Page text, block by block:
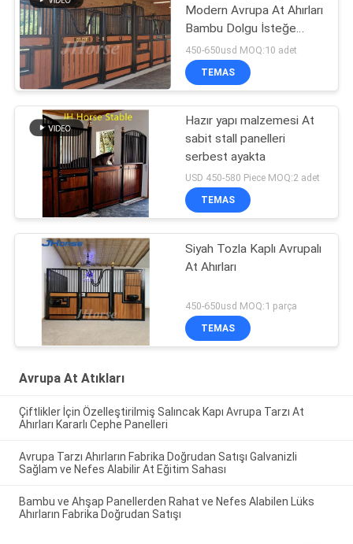
Modern Avrupa At Ahırları
Bambu Dolgu İsteğe
Bağlı
450-650usd MOQ:10 adet
TEMAS
Hazır yapı malzemesi At
sabit stall panelleri
serbest ayakta
USD 450-580 Piece MOQ:2 adet
TEMAS
Siyah Tozla Kaplı Avrupalı
At Ahırları
450-650usd MOQ:1 parça
TEMAS
Avrupa At Atıkları
Çiftlikler İçin Özelleştirilmiş Salıncak Kapı Avrupa Tarzı At
Ahırları Kararlı Cephe Panelleri
Avrupa Tarzı Ahırların Fabrika Doğrudan Satışı Galvanizli
Sağlam ve Nefes Alabilir At Eğitim Sahası
Bambu ve Ahşap Panellerden Rahat ve Nefes Alabilen Lüks
Ahırların Fabrika Doğrudan Satışı